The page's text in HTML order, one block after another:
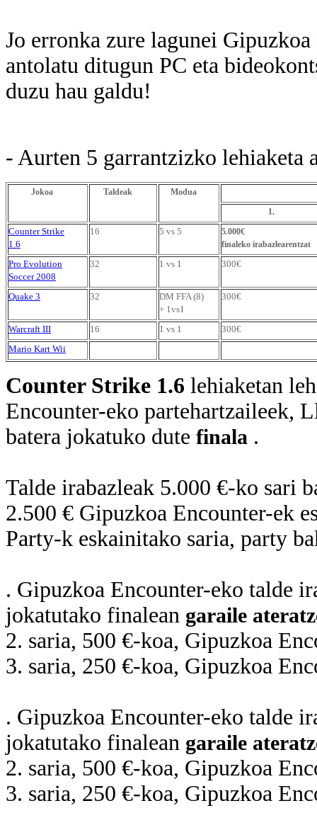
Jo erronka zure lagunei
antolatu ditugun PC eta
duzu hau galdu!
- Aurten 5 garrantzizko lehiaketa
Jokoa Taldeak
Modua
1.
Counter Strike
1.6
16 5 vs 5
5.000€
finaleko irabazlearentzat
Pro Evolution
Soccer 2008
32 1 vs 1 300€
Quake 3 32
DM FFA (8)
+ 1vs1
300€
Warcraft III 16 1 vs 1
300€
Mario Kart Wii
Counter Strike 1.6 lehiaketan
Encounter-eko partehartzaileek,
batera jokatuko dute finala .
Talde irabazleak 5.000 €-ko sari
2.500 € Gipuzkoa Encounter-ek
Party-k eskainitako saria, party
. Gipuzkoa Encounter-eko talde
jokatutako finalean garaile
2. saria, 500 €-koa, Gipuzkoa
3. saria, 250 €-koa, Gipuzkoa
. Gipuzkoa Encounter-eko talde
jokatutako finalean garaile
2. saria, 500 €-koa, Gipuzkoa
3. saria, 250 €-koa, Gipuzkoa